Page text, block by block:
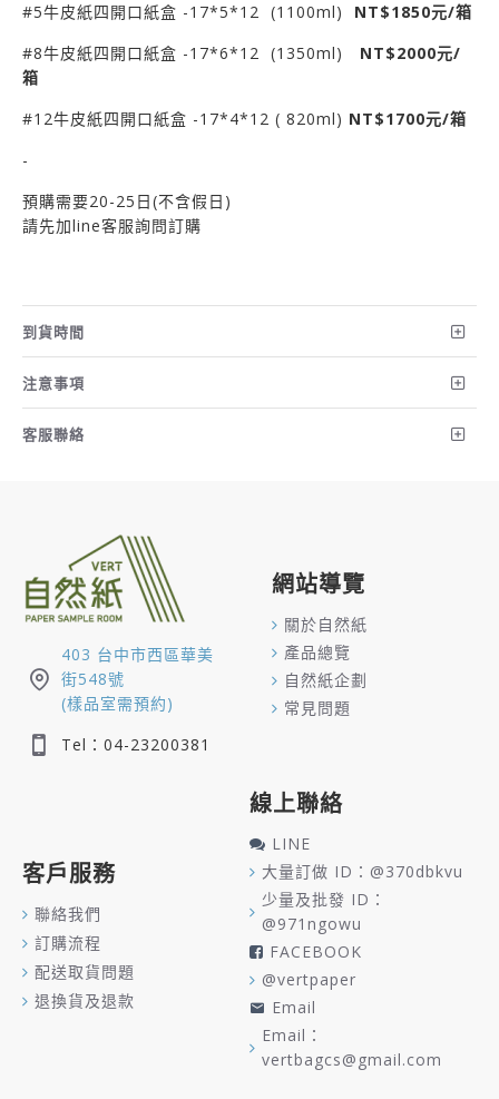
#5牛皮紙四開口紙盒 -17*5*12 (1100ml) NT$1850元/箱
#8牛皮紙四開口紙盒 -17*6*12 (1350ml) NT$2000元/
箱
#12牛皮紙四開口紙盒 -17*4*12 ( 820ml) NT$1700元/箱
-
預購需要20-25日(不含假日)
請先加line客服詢問訂購
到貨時間
注意事項
客服聯絡
403 台中市西區華美
街548號
(樣品室需預約)
Tel：04-23200381
網站導覽
關於自然紙
產品總覽
自然紙企劃
常見問題
客戶服務
聯絡我們
訂購流程
配送取貨問題
退換貨及退款
線上聯絡
LINE
大量訂做 ID：@370dbkvu
少量及批發 ID：
@971ngowu
FACEBOOK
@vertpaper
Email
Email：
vertbagcs@gmail.com